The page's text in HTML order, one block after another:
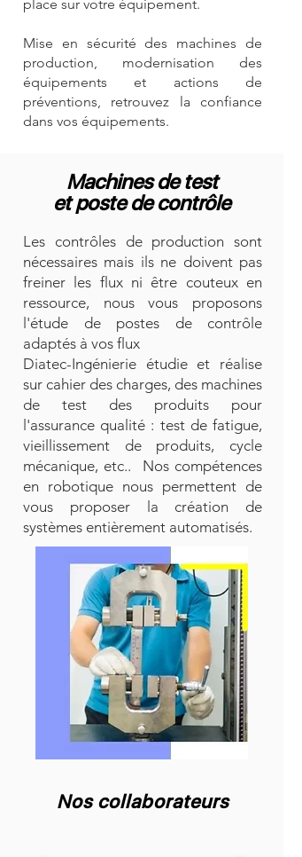
place sur votre équipement.
Mise en sécurité des machines de
production, modernisation des
équipements et actions de
préventions, retrouvez la confiance
dans vos équipements.
Machines de test
et poste de contrôle
Les contrôles de production sont
nécessaires mais ils ne doivent pas
freiner les flux ni être couteux en
ressource, nous vous proposons
l'étude de postes de contrôle
adaptés à vos flux
Diatec-Ingénierie étudie et réalise
sur cahier des charges, des machines
de test des produits pour
l'assurance qualité : test de fatigue,
vieillissement de produits, cycle
mécanique, etc.. Nos compétences
en robotique nous permettent de
vous proposer la création de
systèmes entièrement automatisés.
Nos collaborateurs